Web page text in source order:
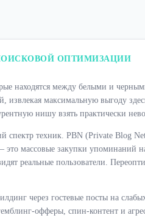
ОПТИМИЗАЦИИ
находятся между белыми и
извлекая максимальную выгоду
нишу взять практически
техник. PBN (Private Blog
массовые закупки упоминаний
реальные пользователи.
через гостевые посты на
офферы, спин-контент и